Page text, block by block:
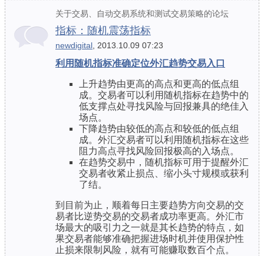
关于交易、自动交易系统和测试交易策略的论坛
指标：随机震荡指标
newdigital, 2013.10.09 07:23
利用随机指标准确定位外汇趋势交易入口
上升趋势由更高的高点和更高的低点组
成。交易者可以利用随机指标在趋势中的
低支撑点处寻找风险与回报兼具的绝佳入
场点。
下降趋势由较低的高点和较低的低点组
成。外汇交易者可以利用随机指标在这些
阻力高点寻找风险回报极高的入场点。
在趋势交易中，随机指标可用于提醒外汇
交易者收紧止损点、缩小头寸规模或获利
了结。
到目前为止，顺着每日主要趋势方向交易的交
易者比逆势交易的交易者成功率更高。外汇市
场最大的吸引力之一就是其长趋势的特点，如
果交易者能够准确把握进场时机并使用保护性
止损来限制风险，就有可能赚取数百个点。